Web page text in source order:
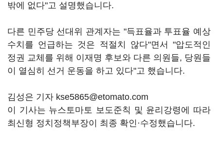
밖에 없다"고 설명했습니다.
다른 민주당 선대위 관계자는 "득표율과 투표율 예상
수치를 언급하는 것은 적절치 않다"면서 "압도적인
정권 교체를 위해 이재명 후보와 다른 의원들, 당원들
이 열심히 선거 운동을 하고 있다"고 했습니다.
김성은 기자 kse5865@etomato.com
이 기사는 뉴스토마토 보도준칙 및 윤리강령에 따라
최신형 정치정책부장이 최종 확인·수정했습니다.